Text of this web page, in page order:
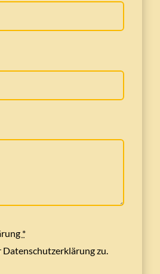
*
Datenschutzerklärung zu.